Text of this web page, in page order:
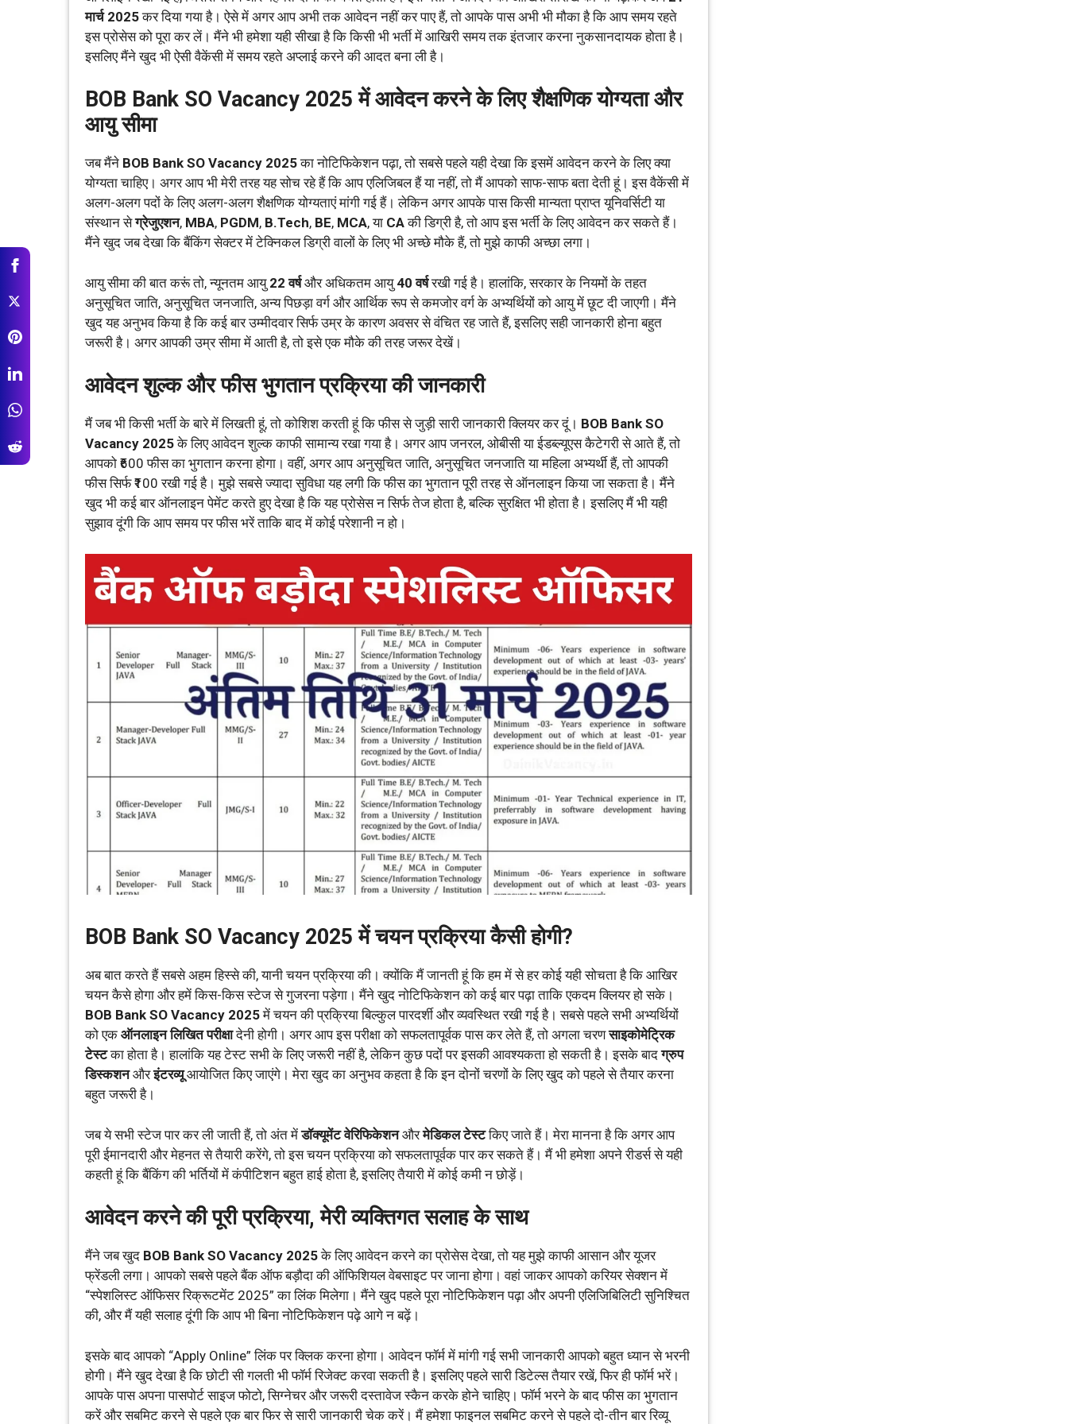
मार्च 2025कर दिया गया है। ऐसे में अगर आप अभी तक आवेदन नहीं कर पाए हैं, तो आपके पास अभी भी मौका है कि आप समय रहते
इस प्रोसेस को पूरा कर लें। मैंने भी हमेशा यही सीखा है कि किसी भी भर्ती में आखिरी समय तक इंतजार करना नुकसानदायक होता है।
इसलिए मैंने खुद भी ऐसी वैकेंसी में समय रहते अप्लाई करने की आदत बना ली है।
BOB Bank SO Vacancy 2025 में आवेदन करने के लिए शैक्षणिक योग्यता और
आयु सीमा
जब मैंने BOB Bank SO Vacancy 2025का नोटिफिकेशन पढ़ा, तो सबसे पहले यही देखा कि इसमें आवेदन करने के लिए क्या
योग्यता चाहिए। अगर आप भी मेरी तरह यह सोच रहे हैं कि आप एलिजिबल हैं या नहीं, तो मैं आपको साफ-साफ बता देती हूं। इस वैकेंसी में
अलग-अलग पदों के लिए अलग-अलग शैक्षणिक योग्यताएं मांगी गई हैं। लेकिन अगर आपके पास किसी मान्यता प्राप्त यूनिवर्सिटी या
संस्थान सेग्रेजुएशन, MBA, PGDM, B.Tech, BE, MCA, या CAकी डिग्री है, तो आप इस भर्ती के लिए आवेदन कर सकते हैं।
मैंने खुद जब देखा कि बैंकिंग सेक्टर में टेक्निकल डिग्री वालों के लिए भी अच्छे मौके हैं, तो मुझे काफी अच्छा लगा।
आयु सीमा की बात करूं तो, न्यूनतम आयु 22 वर्षऔर अधिकतम आयु 40 वर्षरखी गई है। हालांकि, सरकार के नियमों के तहत
अनुसूचित जाति, अनुसूचित जनजाति, अन्य पिछड़ा वर्ग और आर्थिक रूप से कमजोर वर्ग के अभ्यर्थियों को आयु में छूट दी जाएगी। मैंने
खुद यह अनुभव किया है कि कई बार उम्मीदवार सिर्फ उम्र के कारण अवसर से वंचित रह जाते हैं, इसलिए सही जानकारी होना बहुत
जरूरी है। अगर आपकी उम्र सीमा में आती है, तो इसे एक मौके की तरह जरूर देखें।
आवेदन शुल्क और फीस भुगतान प्रक्रिया की जानकारी
मैं जब भी किसी भर्ती के बारे में लिखती हूं, तो कोशिश करती हूं कि फीस से जुड़ी सारी जानकारी क्लियर कर दूं। BOB Bank SO
Vacancy 2025के लिए आवेदन शुल्क काफी सामान्य रखा गया है। अगर आप जनरल, ओबीसी या ईडब्ल्यूएस कैटेगरी से आते हैं, तो
आपको ₹600 फीस का भुगतान करना होगा। वहीं, अगर आप अनुसूचित जाति, अनुसूचित जनजाति या महिला अभ्यर्थी हैं, तो आपकी
फीस सिर्फ ₹100 रखी गई है। मुझे सबसे ज्यादा सुविधा यह लगी कि फीस का भुगतान पूरी तरह से ऑनलाइन किया जा सकता है। मैंने
खुद भी कई बार ऑनलाइन पेमेंट करते हुए देखा है कि यह प्रोसेस न सिर्फ तेज होता है, बल्कि सुरक्षित भी होता है। इसलिए मैं भी यही
सुझाव दूंगी कि आप समय पर फीस भरें ताकि बाद में कोई परेशानी न हो।
BOB Bank SO Vacancy 2025 में चयन प्रक्रिया कैसी होगी?
अब बात करते हैं सबसे अहम हिस्से की, यानी चयन प्रक्रिया की। क्योंकि मैं जानती हूं कि हम में से हर कोई यही सोचता है कि आखिर
चयन कैसे होगा और हमें किस-किस स्टेज से गुजरना पड़ेगा। मैंने खुद नोटिफिकेशन को कई बार पढ़ा ताकि एकदम क्लियर हो सके।
BOB Bank SO Vacancy 2025में चयन की प्रक्रिया बिल्कुल पारदर्शी और व्यवस्थित रखी गई है। सबसे पहले सभी अभ्यर्थियों
को एक ऑनलाइन लिखित परीक्षादेनी होगी। अगर आप इस परीक्षा को सफलतापूर्वक पास कर लेते हैं, तो अगला चरणसाइकोमेट्रिक
टेस्टका होता है। हालांकि यह टेस्ट सभी के लिए जरूरी नहीं है, लेकिन कुछ पदों पर इसकी आवश्यकता हो सकती है। इसके बादग्रुप
डिस्कशनऔरइंटरव्यूआयोजित किए जाएंगे। मेरा खुद का अनुभव कहता है कि इन दोनों चरणों के लिए खुद को पहले से तैयार करना
बहुत जरूरी है।
जब ये सभी स्टेज पार कर ली जाती हैं, तो अंत मेंडॉक्यूमेंट वेरिफिकेशनऔरमेडिकल टेस्टकिए जाते हैं। मेरा मानना है कि अगर आप
पूरी ईमानदारी और मेहनत से तैयारी करेंगे, तो इस चयन प्रक्रिया को सफलतापूर्वक पार कर सकते हैं। मैं भी हमेशा अपने रीडर्स से यही
कहती हूं कि बैंकिंग की भर्तियों में कंपीटिशन बहुत हाई होता है, इसलिए तैयारी में कोई कमी न छोड़ें।
आवेदन करने की पूरी प्रक्रिया, मेरी व्यक्तिगत सलाह के साथ
मैंने जब खुद BOB Bank SO Vacancy 2025के लिए आवेदन करने का प्रोसेस देखा, तो यह मुझे काफी आसान और यूजर
फ्रेंडली लगा। आपको सबसे पहले बैंक ऑफ बड़ौदा की ऑफिशियल वेबसाइट पर जाना होगा। वहां जाकर आपको करियर सेक्शन में
“स्पेशलिस्ट ऑफिसर रिक्रूटमेंट 2025” का लिंक मिलेगा। मैंने खुद पहले पूरा नोटिफिकेशन पढ़ा और अपनी एलिजिबिलिटी सुनिश्चित
की, और मैं यही सलाह दूंगी कि आप भी बिना नोटिफिकेशन पढ़े आगे न बढ़ें।
इसके बाद आपको “Apply Online” लिंक पर क्लिक करना होगा। आवेदन फॉर्म में मांगी गई सभी जानकारी आपको बहुत ध्यान से भरनी
होगी। मैंने खुद देखा है कि छोटी सी गलती भी फॉर्म रिजेक्ट करवा सकती है। इसलिए पहले सारी डिटेल्स तैयार रखें, फिर ही फॉर्म भरें।
आपके पास अपना पासपोर्ट साइज फोटो, सिग्नेचर और जरूरी दस्तावेज स्कैन करके होने चाहिए। फॉर्म भरने के बाद फीस का भुगतान
करें और सबमिट करने से पहले एक बार फिर से सारी जानकारी चेक करें। मैं हमेशा फाइनल सबमिट करने से पहले दो-तीन बार रिव्यू